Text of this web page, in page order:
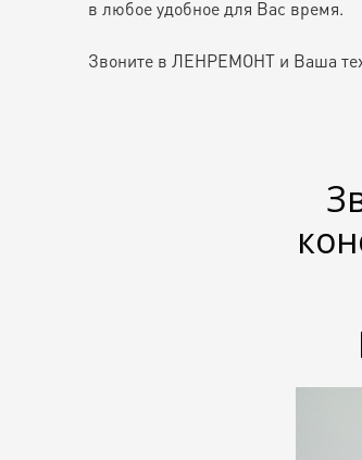
в любое удобное для Вас время.
Звоните в ЛЕНРЕМОНТ и Ваша